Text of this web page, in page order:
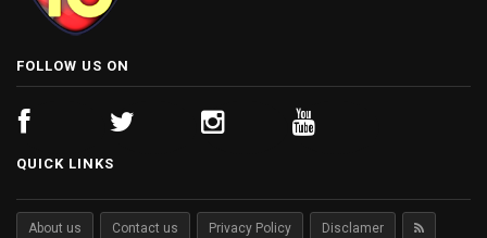
FOLLOW US ON
QUICK LINKS
About us Contact us Privacy Policy Disclamer